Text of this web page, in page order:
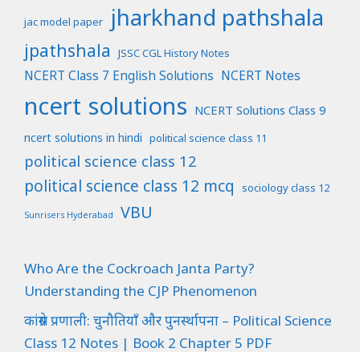
jac model paper jharkhand pathshala
jpathshala JSSC CGL History Notes
NCERT Class 7 English Solutions NCERT Notes
ncert solutions NCERT Solutions Class 9
ncert solutions in hindi political science class 11
political science class 12
political science class 12 mcq sociology class 12
Sunrisers Hyderabad VBU
Who Are the Cockroach Janta Party?
Understanding the CJP Phenomenon
कांग्रेस प्रणाली: चुनौतियाँ और पुनर्स्थापना – Political Science
Class 12 Notes | Book 2 Chapter 5 PDF